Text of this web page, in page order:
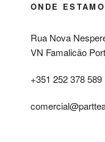
ONDE
Rua Nova
VN Famalicão
+351 252 378 589